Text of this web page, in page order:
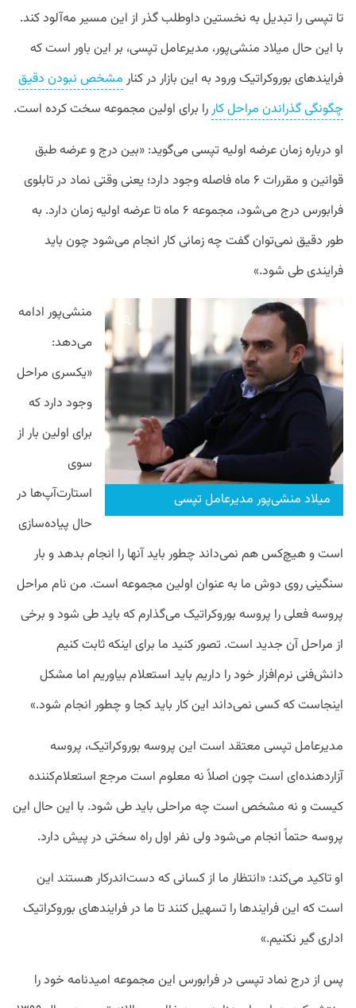
تا تپسی را تبدیل به نخستین داوطلب گذر از این مسیر مه‌آلود کند.
با این حال میلاد منشی‌پور، مدیرعامل تپسی، بر این باور است که
فرایند‌های بوروکراتیک ورود به این بازار در کنار مشخص نبودن دقیق
چگونگی گذراندن مراحل کاررا برای اولین مجموعه سخت کرده است.
او درباره زمان عرضه اولیه تپسی می‌گوید: «بین درج و عرضه طبق
قوانین و مقررات ۶ ماه فاصله وجود دارد؛ یعنی وقتی نماد در تابلوی
فرابورس درج می‌شود، مجموعه ۶ ماه تا عرضه اولیه زمان دارد. به
طور دقیق نمی‌توان گفت چه زمانی کار انجام می‌شود چون باید
فرایندی طی شود.»
میلاد منشی‌پور مدیرعامل تپسی
منشی‌پور ادامه
می‌دهد:
«یکسری مراحل
وجود دارد که
برای اولین بار از
سوی
استارت‌آپ‌ها در
حال پیاده‌سازی
است و هیچ‌کس هم نمی‌داند چطور باید آنها را انجام بدهد و بار
سنگینی روی دوش ما به عنوان اولین مجموعه‌ است. من نام مراحل
پروسه فعلی را پروسه بوروکراتیک می‌‌گذارم که باید طی شود و برخی
از مراحل آن جدید است. تصور کنید ما برای اینکه ثابت کنیم
دانش‌فنی نرم‌افزار خود را داریم باید استعلام بیاوریم اما مشکل
اینجاست که کسی نمی‌داند این کار باید کجا و چطور انجام شود.»
مدیرعامل تپسی معتقد است این پروسه بوروکراتیک، پروسه
آزاردهنده‌ای است چون اصلاً نه معلوم است مرجع استعلام‌کننده
کیست و نه مشخص است چه مراحلی باید طی شود. با این‌ حال این
پروسه حتماً انجام می‌شود ولی نفر اول راه سختی در پیش دارد.
او تاکید می‌کند: «انتظار ما از کسانی که دست‌اندرکار هستند این
است که این فرایندها را تسهیل کنند تا ما در فرایندهای بوروکراتیک
اداری گیر نکنیم.»
پس از درج نماد تپسی در فرابورس این مجموعه امیدنامه خود را